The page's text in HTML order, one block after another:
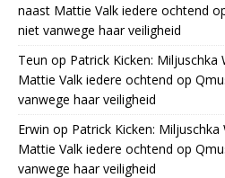
naast Mattie Valk iedere ochtend
niet vanwege haar veiligheid
Teun op Patrick Kicken:
Mattie Valk iedere ochtend op
vanwege haar veiligheid
Erwin op Patrick Kicken:
Mattie Valk iedere ochtend op
vanwege haar veiligheid